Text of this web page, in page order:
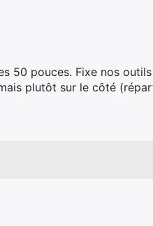
50 pouces. Fixe nos outils
plutôt sur le côté